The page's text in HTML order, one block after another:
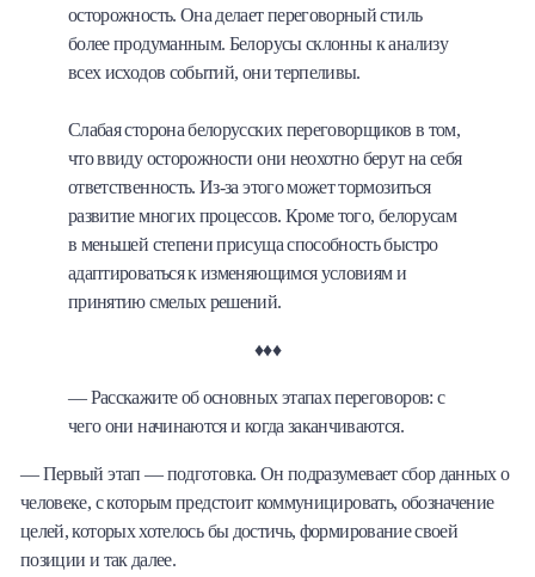
осторожность. Она делает переговорный стиль
более продуманным. Белорусы склонны к анализу
всех исходов событий, они терпеливы.
Слабая сторона белорусских переговорщиков в том,
что ввиду осторожности они неохотно берут на себя
ответственность. Из-за этого может тормозиться
развитие многих процессов. Кроме того, белорусам
в меньшей степени присуща способность быстро
адаптироваться к изменяющимся условиям и
принятию смелых решений.
♦♦♦
— Расскажите об основных этапах переговоров: с
чего они начинаются и когда заканчиваются.
— Первый этап — подготовка. Он подразумевает сбор данных о
человеке, с которым предстоит коммуницировать, обозначение
целей, которых хотелось бы достичь, формирование своей
позиции и так далее.